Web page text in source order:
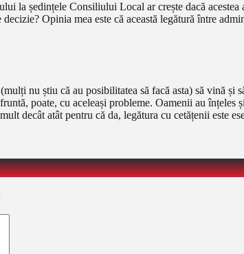
la ședințele Consiliului Local ar crește dacă
Opinia mea este că această legătură între
nu știu că au posibilitatea să facă asta) să vină
poate, cu aceleași probleme. Oamenii au
decât atât pentru că da, legătura cu cetățenii este